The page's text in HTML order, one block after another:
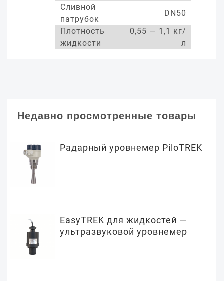
Сливной
патрубок
DN50
Плотность
жидкости
0,55 — 1,1 кг/
л
Недавно просмотренные товары
Радарный уровнемер PiloTREK
EasyTREK для жидкостей —
ультразвуковой уровнемер